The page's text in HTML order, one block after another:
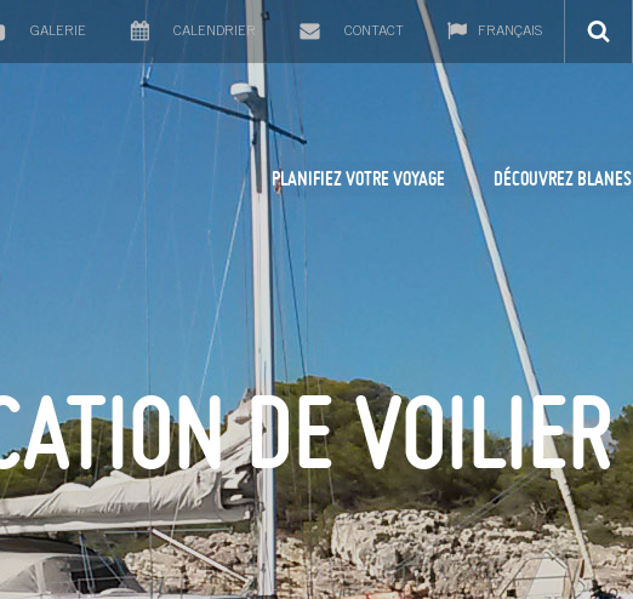
GALERIE CALENDRIER CONTACT FRANÇAIS
PLANIFIEZ VOTRE VOYAGE DÉCOUVREZ BLANES
DE VOILIER